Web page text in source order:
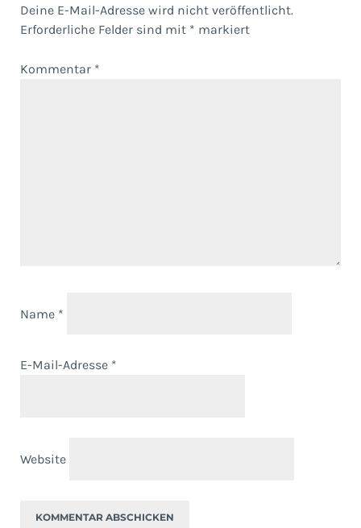
Deine E-Mail-Adresse wird nicht veröffentlicht.
Erforderliche Felder sind mit * markiert
Kommentar *
Name *
E-Mail-Adresse *
Website